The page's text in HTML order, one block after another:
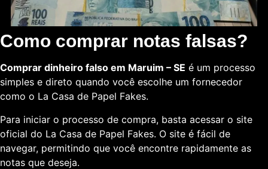
Como comprar notas falsas?
Comprar dinheiro falso em Maruim – SE é um processo
simples e direto quando você escolhe um fornecedor
como o La Casa de Papel Fakes.
Para iniciar o processo de compra, basta acessar o site
oficial do La Casa de Papel Fakes. O site é fácil de
navegar, permitindo que você encontre rapidamente as
notas que deseja.